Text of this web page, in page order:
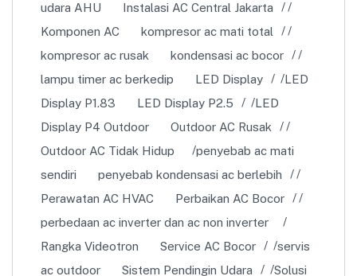
udara AHU
Instalasi AC Central Jakarta
Komponen AC
kompresor ac mati total
kompresor ac rusak
kondensasi ac bocor
lampu timer ac berkedip
LED Display
LED
Display P1.83
LED Display P2.5
LED
Display P4 Outdoor
Outdoor AC Rusak
Outdoor AC Tidak Hidup
penyebab ac mati
sendiri
penyebab kondensasi ac berlebih
Perawatan AC HVAC
Perbaikan AC Bocor
perbedaan ac inverter dan ac non inverter
Rangka Videotron
Service AC Bocor
servis
ac outdoor
Sistem Pendingin Udara
Solusi